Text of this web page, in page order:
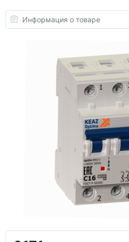
Информация о товаре